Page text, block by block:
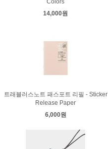
14,000원
트래블러스노트 패스포트 리필 - Sticker
Release Paper
6,000원